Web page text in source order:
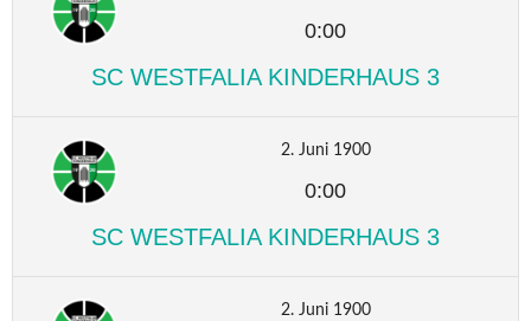
0:00
SC WESTFALIA KINDERHAUS 3
2. Juni 1900
0:00
SC WESTFALIA KINDERHAUS 3
2. Juni 1900